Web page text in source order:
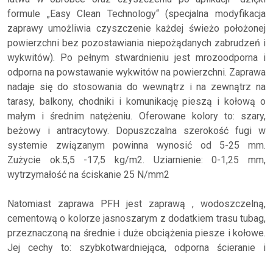
formule „Easy Clean Technology“ (specjalna modyfikacja
zaprawy umożliwia czyszczenie każdej świeżo położonej
powierzchni bez pozostawiania niepożądanych zabrudzeń i
wykwitów). Po pełnym stwardnieniu jest mrozoodporna i
odporna na powstawanie wykwitów na powierzchni. Zaprawa
nadaje się do stosowania do wewnątrz i na zewnątrz na
tarasy, balkony, chodniki i komunikację pieszą i kołową o
małym i średnim natężeniu. Oferowane kolory to: szary,
beżowy i antracytowy. Dopuszczalna szerokość fugi w
systemie związanym powinna wynosić od 5-25 mm.
Zużycie ok.5,5 -17,5 kg/m2. Uziarnienie: 0-1,25 mm,
wytrzymałość na ściskanie 25 N/mm2
Natomiast zaprawa PFH jest zaprawą , wodoszczelną,
cementową o kolorze jasnoszarym z dodatkiem trasu tubag,
przeznaczoną na średnie i duże obciążenia piesze i kołowe.
Jej cechy to: szybkotwardniejąca, odporna ścieranie i